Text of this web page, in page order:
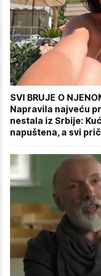
SVI BRUJE O
Napravila najveću
nestala iz Srbije:
napuštena, a svi